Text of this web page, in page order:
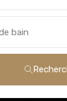
bain